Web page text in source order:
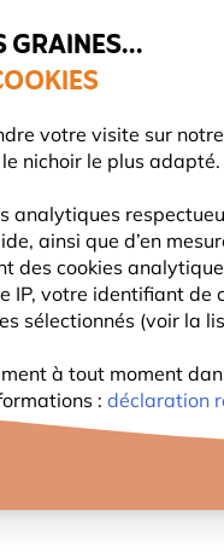
GRAINES...
votre visite sur
nichoir le plus adapté.
analytiques
ainsi que d’en
des cookies
IP, votre identifiant
sélectionnés (voir la
à tout moment
: déclaration
NICHOIRS
aquarelle oiseaux